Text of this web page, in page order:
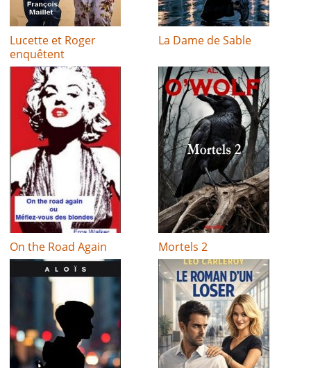
Lucette et Roger
enquêtent
La Dame de Sable
On the Road Again Mortels 2